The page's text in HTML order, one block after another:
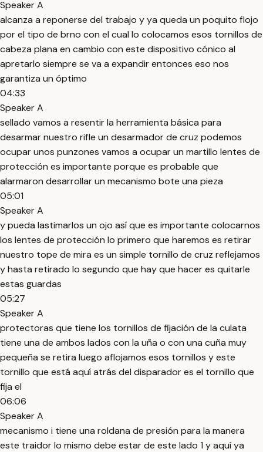
Speaker A
alcanza a reponerse del trabajo y ya queda un poquito flojo
por el tipo de brno con el cual lo colocamos esos tornillos de
cabeza plana en cambio con este dispositivo cónico al
apretarlo siempre se va a expandir entonces eso nos
garantiza un óptimo
04:33
Speaker A
sellado vamos a resentir la herramienta básica para
desarmar nuestro rifle un desarmador de cruz podemos
ocupar unos punzones vamos a ocupar un martillo lentes de
protección es importante porque es probable que
alarmaron desarrollar un mecanismo bote una pieza
05:01
Speaker A
y pueda lastimarlos un ojo así que es importante colocarnos
los lentes de protección lo primero que haremos es retirar
nuestro tope de mira es un simple tornillo de cruz reflejamos
y hasta retirado lo segundo que hay que hacer es quitarle
estas guardas
05:27
Speaker A
protectoras que tiene los tornillos de fijación de la culata
tiene una de ambos lados con la uña o con una cuña muy
pequeña se retira luego aflojamos esos tornillos y este
tornillo que está aquí atrás del disparador es el tornillo que
fija el
06:06
Speaker A
mecanismo i tiene una roldana de presión para la manera
este traidor lo mismo debe estar de este lado 1 y aquí ya